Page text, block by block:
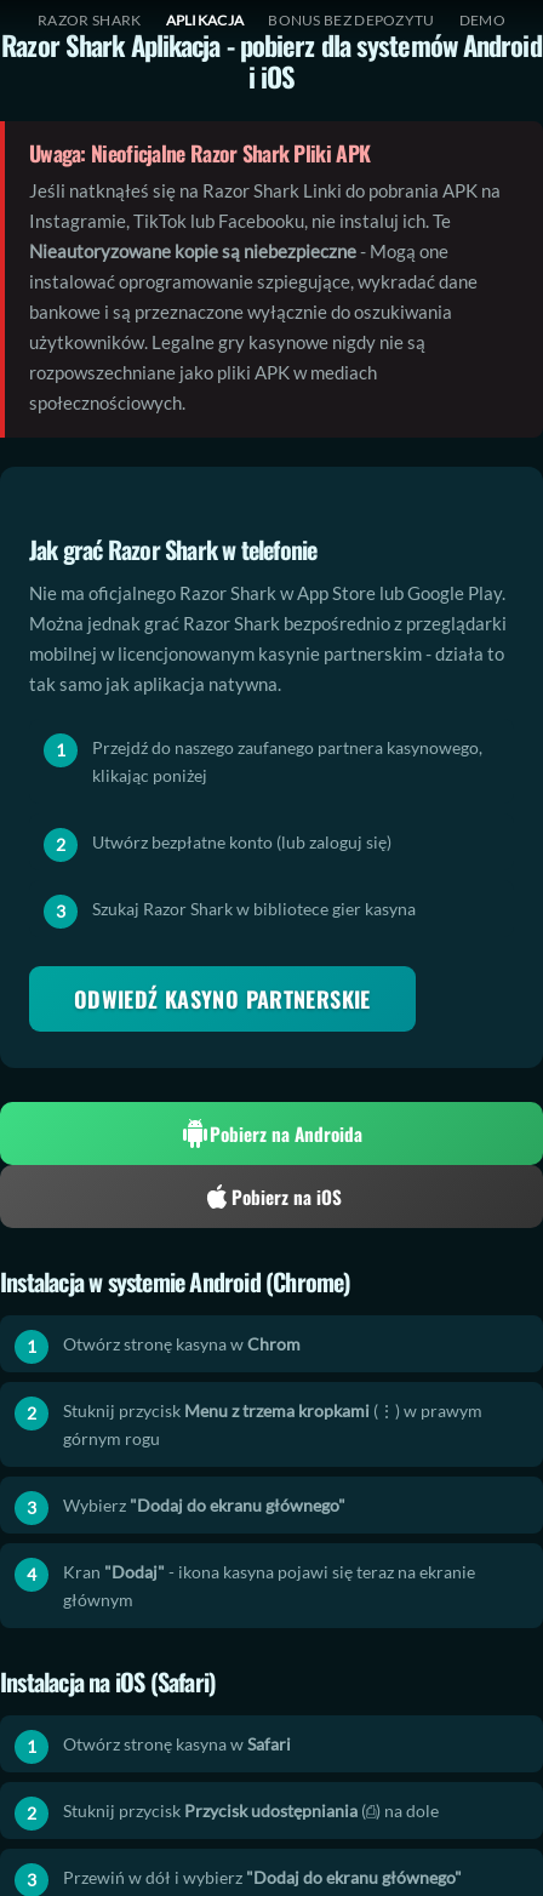
Przejdź
do
RAZOR SHARK APLIKACJA BONUS BEZ DEPOZYTU DEMO
S
t
a
g
ł
ó
w
n
a
A
p
i
c
j
a
R
a
o
r
h
a
r
k
i
e
z
a
n
d
r
o
d
a
i
Razor SharkAplikacja - pobierz dla systemów Android
i iOS
Uwaga: NieoficjalneRazor SharkPliki APK
Jeśli natknąłeś się na Razor Shark Linki do pobrania APK na
Instagramie, TikTok lub Facebooku, nie instaluj ich. Te
Nieautoryzowane kopie są niebezpieczne- Mogą one
instalować oprogramowanie szpiegujące, wykradać dane
bankowe i są przeznaczone wyłącznie do oszukiwania
użytkowników. Legalne gry kasynowe nigdy nie są
rozpowszechniane jako pliki APK w mediach
społecznościowych.
Jak graćRazor Sharkw telefonie
Nie ma oficjalnego Razor Shark w App Store lub Google Play.
Można jednak grać Razor Shark bezpośrednio z przeglądarki
mobilnej w licencjonowanym kasynie partnerskim - działa to
tak samo jak aplikacja natywna.
Przejdź do naszego zaufanego partnera kasynowego,
klikając poniżej
Utwórz bezpłatne konto (lub zaloguj się)
Szukaj Razor Sharkw bibliotece gier kasyna
ODWIEDŹ KASYNO PARTNERSKIE
Pobierz na Androida
Pobierz na iOS
Instalacja w systemie Android (Chrome)
Otwórz stronę kasyna wChrom
Stuknij przycisk Menu z trzema kropkami (⋮) w prawym
górnym rogu
Wybierz "Dodaj do ekranu głównego"
Kran "Dodaj" - ikona kasyna pojawi się teraz na ekranie
głównym
Instalacja na iOS (Safari)
Otwórz stronę kasyna wSafari
Stuknij przycisk Przycisk udostępniania (⎙) na dole
Przewiń w dół i wybierz "Dodaj do ekranu głównego"